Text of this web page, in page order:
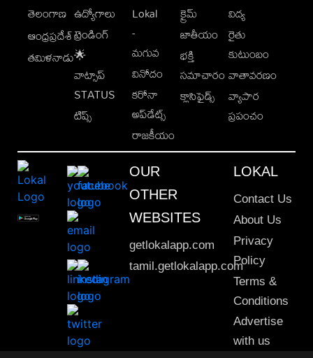
తెలంగాణ
ఆంధ్రప్రదేశ్
తమిళనాడు
ఉద్యోగాలు
ట్రెండింగ్
🌟
వాట్సాప్
STATUS
టిప్స్
Lokal
-
మగువ
వినోదం
కరోనా
అప్‌డేట్స్
రాజకీయం
క్రైమ్
జాతీయం
భక్తి
సమాచారం
క్లాసిఫైడ్స్
విద్య
రైతు
కుటుంబం
వాతావరణం
వ్యాపార
ప్రపంచం
OUR
OTHER
WEBSITES
getlokalapp.com
tamil.getlokalapp.com
LOKAL
Contact Us
About Us
Privacy
Policy
Terms &
Conditions
Advertise
with us